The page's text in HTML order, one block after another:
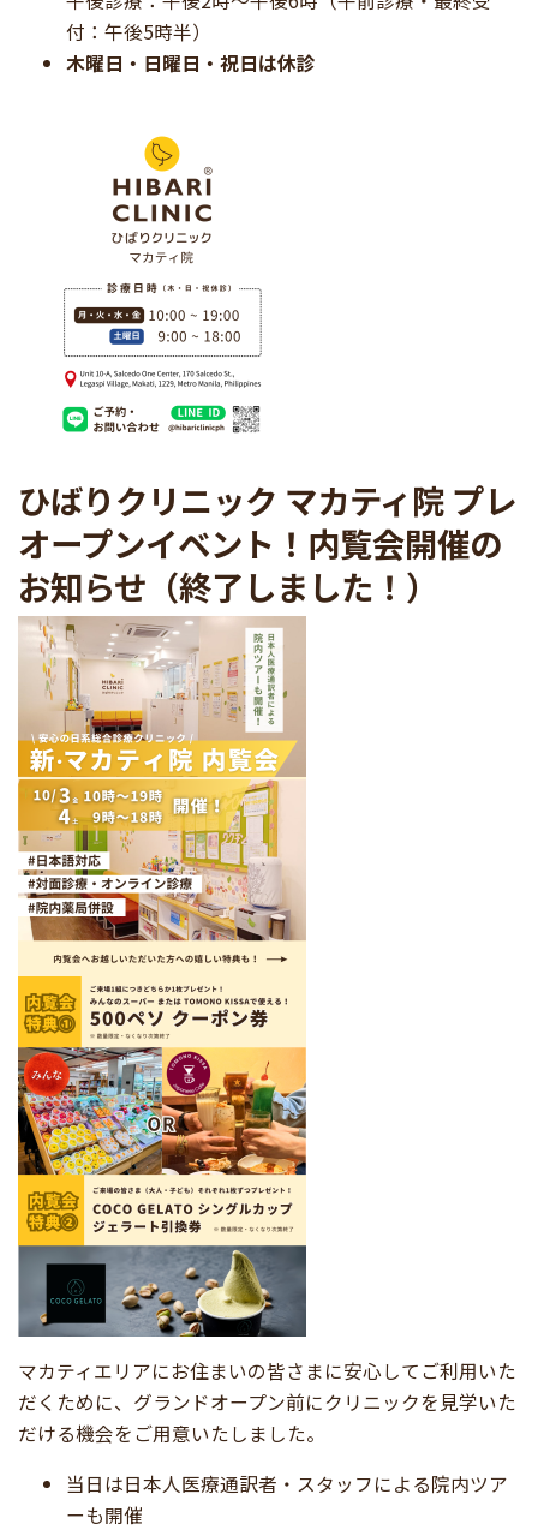
付：午後5時半）
木曜日・日曜日・祝日は休診
ひばりクリニック マカティ院 プレ
オープンイベント！内覧会開催の
お知らせ（終了しました！）
マカティエリアにお住まいの皆さまに安心してご利用いた
だくために、グランドオープン前にクリニックを見学いた
だける機会をご用意いたしました。
当日は日本人医療通訳者・スタッフによる院内ツア
ーも開催